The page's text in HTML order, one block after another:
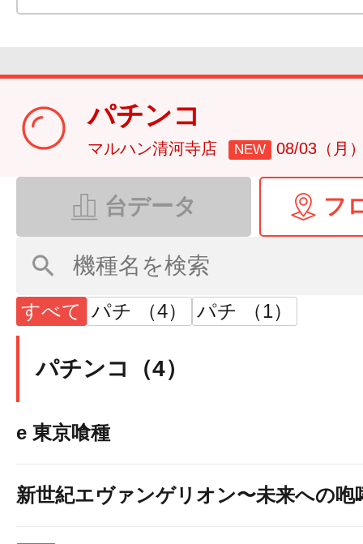
パチンコ
マルハン清河寺店 NEW 08/03（月
台データ フ
すべて パチ （4） パチ （1）
パチンコ（4）
e 東京喰種
新世紀エヴァンゲリオン〜未来への咆